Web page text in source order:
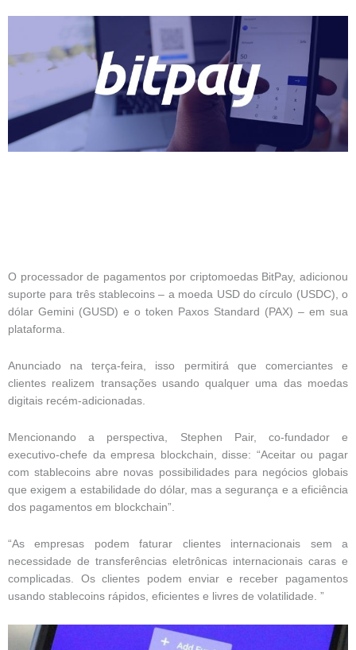
O processador de pagamentos por criptomoedas BitPay, adicionou
suporte para três stablecoins – a moeda USD do círculo (USDC), o
dólar Gemini (GUSD) e o token Paxos Standard (PAX) – em sua
plataforma.
Anunciado na terça-feira, isso permitirá que comerciantes e
clientes realizem transações usando qualquer uma das moedas
digitais recém-adicionadas.
Mencionando a perspectiva, Stephen Pair, co-fundador e
executivo-chefe da empresa blockchain, disse: “Aceitar ou pagar
com stablecoins abre novas possibilidades para negócios globais
que exigem a estabilidade do dólar, mas a segurança e a eficiência
dos pagamentos em blockchain”.
“As empresas podem faturar clientes internacionais sem a
necessidade de transferências eletrônicas internacionais caras e
complicadas. Os clientes podem enviar e receber pagamentos
usando stablecoins rápidos, eficientes e livres de volatilidade. ”